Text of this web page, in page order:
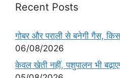
Recent Posts
गोबर और पराली से बनेगी गैस,
06/08/2026
केवल खेती नहीं, पशुपालन भी